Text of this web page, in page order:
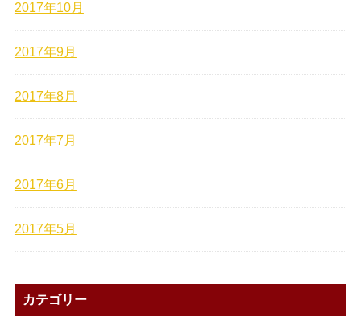
2017年10月
2017年9月
2017年8月
2017年7月
2017年6月
2017年5月
カテゴリー